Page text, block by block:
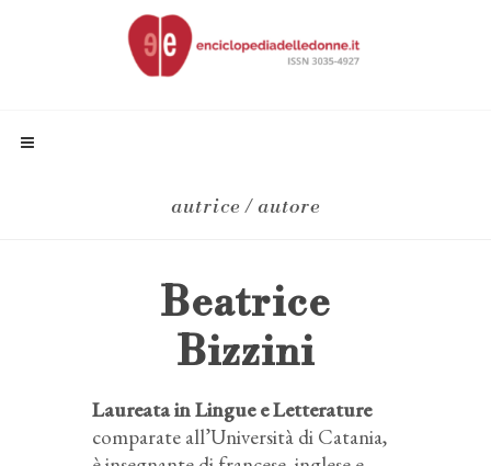
autrice / autore
Beatrice
Bizzini
Laureata in Lingue e Letterature
comparate all’Università di Catania,